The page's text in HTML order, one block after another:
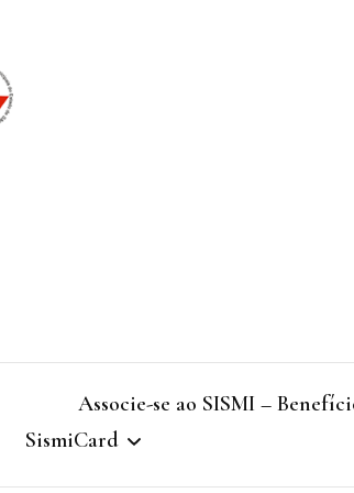
Associe-se ao SISMI –
SismiCard